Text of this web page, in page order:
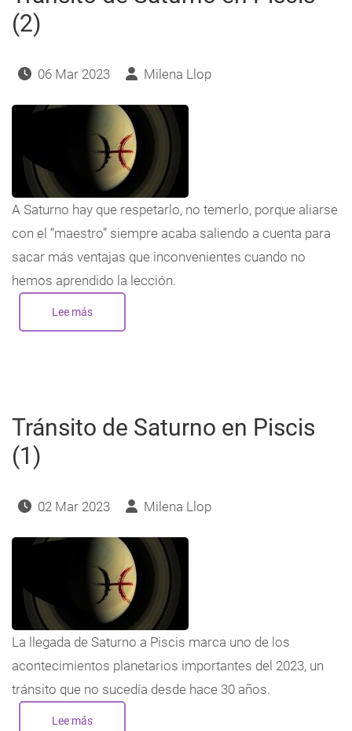
(2)
06 Mar 2023 Milena Llop
A Saturno hay que respetarlo, no temerlo, porque aliarse
con el “maestro” siempre acaba saliendo a cuenta para
sacar más ventajas que inconvenientes cuando no
hemos aprendido la lección.
Lee mássobre
de
Tránsito de Saturno en Piscis
(1)
02 Mar 2023 Milena Llop
La llegada de Saturno a Piscis marca uno de los
acontecimientos planetarios importantes del 2023, un
tránsito que no sucedía desde hace 30 años.
Lee mássobre